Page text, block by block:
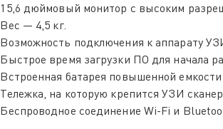
15,6 дюймовый монитор с высоким
Вес — 4,5 кг.
Возможность подключения к аппарату
Быстрое время загрузки ПО для начала
Встроенная батарея повышенной
Тележка, на которую крепится УЗИ
Беспроводное соединение Wi-Fi и